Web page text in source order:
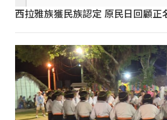
西拉雅族獲民族認定 原民日回顧正